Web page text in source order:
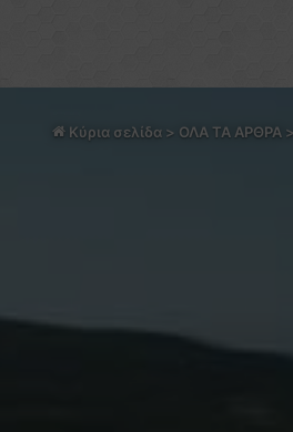
Κύρια σελίδα > ΟΛΑ ΤΑ ΑΡΘΡΑ >